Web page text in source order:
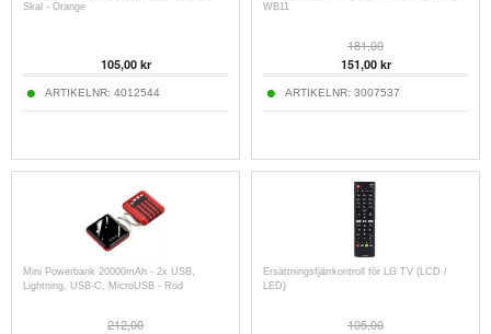
Skal - Orange
105,00 kr
ARTIKELNR: 4012544
WB11
181,00
151,00 kr
ARTIKELNR: 3007537
Mini Powerbank 20000mAh - 2x USB,
Lightning, USB-C, MicroUSB - Röd
212,00
Ersättningsfjärrkontroll för LG TV (LCD /
LED)
105,00